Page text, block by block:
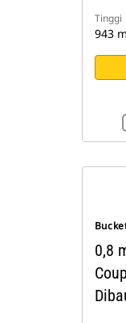
Tinggi
943
0,8